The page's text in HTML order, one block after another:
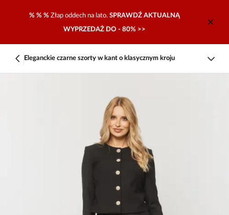
% % % Złap oddech na lato. SPRAWDŹ AKTUALNĄ
WYPRZEDAŻ DO - 80% >>
Eleganckie czarne szorty w kant o klasycznym kroju